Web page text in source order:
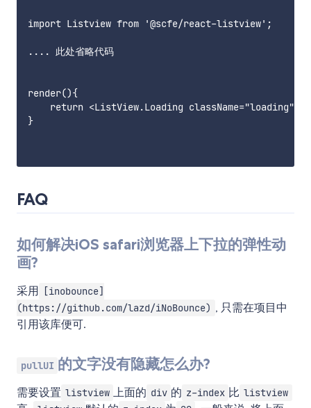
import Listview from '@scfe/react-listview';
.... 此处省略代码
render(){
    return <ListView.Loading className="loading"/>;
}
FAQ
如何解决iOS safari浏览器上下拉的弹性动
画?
采用
[inobounce]
(https://github.com/lazd/iNoBounce) , 只需在项目中
引用该库便可.
pullUI 的文字没有隐藏怎么办?
需要设置 listview 上面的 div 的 z-index 比 listview